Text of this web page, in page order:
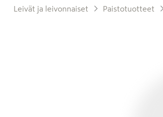
Leivät ja leivonnaiset Paistotuotteet